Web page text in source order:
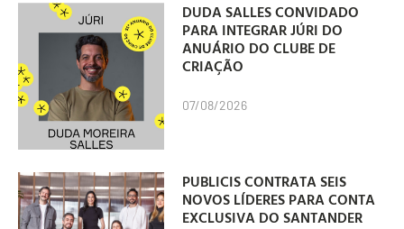
DUDA SALLES CONVIDADO
PARA INTEGRAR JÚRI DO
ANUÁRIO DO CLUBE DE
CRIAÇÃO
07/08/2026
PUBLICIS CONTRATA SEIS
NOVOS LÍDERES PARA CONTA
EXCLUSIVA DO SANTANDER